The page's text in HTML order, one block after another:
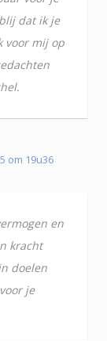
dat ik je
voor mij op
om 19u36
en
kracht
doelen
je